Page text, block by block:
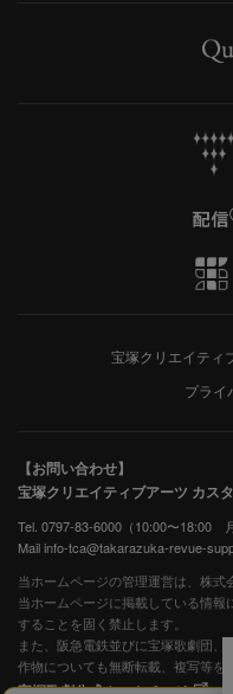
宝塚クリエイティ
プライ
【お問い合わせ】
宝塚クリエイティブアーツ カス
Tel. 0797-83-6000（10:00〜18:00
Mail info-tca@takarazuka-revue-
当ホームページの管理運営は、株式
当ホームページに掲載している情
することを固く禁止します。
また、阪急電鉄並びに宝塚歌劇団
作物についても無断転載、複写等を